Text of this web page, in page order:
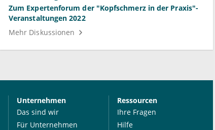
Zum Expertenforum der "Kopfschmerz in der Praxis"-
Veranstaltungen 2022
Mehr Diskussionen
Unternehmen
Das sind wir
Für Unternehmen
Ressourcen
Ihre Fragen
Hilfe